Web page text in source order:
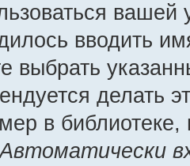
вводить
выбрать
делать
в библиотеке,
Автоматически